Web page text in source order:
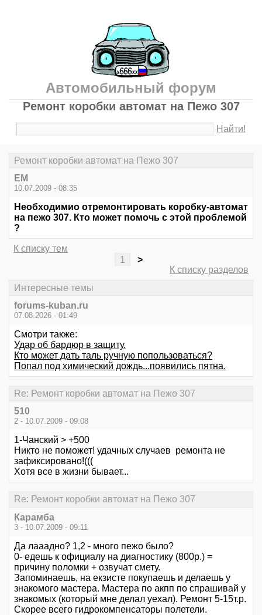
Автомобильный форум
Ремонт коробки автомат на Пежо 307
Найти!
Ремонт коробки автомат на Пежо 307
ЕМ
10.07.2009 - 08:35
Необходимио отремонтировать коробку-автомат
на пежо 307. Кто может помочь с этой проблемой
?
К списку тем
1
>
К списку разделов
Интересные темы
forums-kuban.ru
07.08.2026 - 01:49
Смотри также:
Удар об бардюр в защиту.
Кто может дать таль ручную попользоваться?
Попал под химический дождь...появились пятна.
Re: Ремонт коробки автомат на Пежо 307
510
2 - 10.07.2009 - 09:08
1-Чанский > +500
Никто не поможет! удачных случаев ремонта не
зафиксировано!(((
Хотя все в жизни бывает...
Re: Ремонт коробки автомат на Пежо 307
Карамба
3 - 10.07.2009 - 09:11
Да лааадно? 1,2 - много пежо было?
0- едешь к официалу на диагностику (800р.) =
причину поломки + озвучат смету.
Запоминаешь, на екзисте покупаешь и делаешь у
знакомого мастера. Мастера по акпп по спрашивай у
знакомых (который мне делал уехал). Ремонт 5-15т.р.
Скорее всего гидрокомпенсаторы полетели.